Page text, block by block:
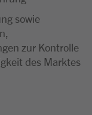
sowie
zur Kontrolle
des Marktes